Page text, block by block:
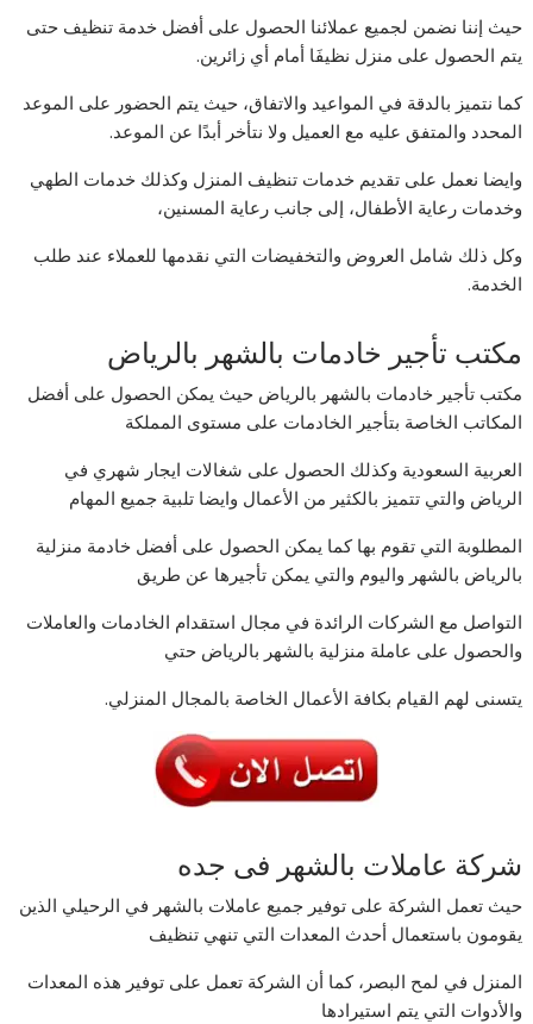
حيث إننا نضمن لجميع عملائنا الحصول على أفضل خدمة تنظيف حتى
يتم الحصول على منزل نظيفَا أمام أي زائرين.
كما نتميز بالدقة في المواعيد والاتفاق، حيث يتم الحضور على الموعد
المحدد والمتفق عليه مع العميل ولا نتأخر أبدًا عن الموعد.
وايضا نعمل على تقديم خدمات تنظيف المنزل وكذلك خدمات الطهي
وخدمات رعاية الأطفال، إلى جانب رعاية المسنين،
وكل ذلك شامل العروض والتخفيضات التي نقدمها للعملاء عند طلب
الخدمة.
مكتب تأجير خادمات بالشهر بالرياض
مكتب تأجير خادمات بالشهر بالرياض حيث يمكن الحصول على أفضل
المكاتب الخاصة بتأجير الخادمات على مستوى المملكة
العربية السعودية وكذلك الحصول على شغالات ايجار شهري في
الرياض والتي تتميز بالكثير من الأعمال وايضا تلبية جميع المهام
المطلوبة التي تقوم بها كما يمكن الحصول على أفضل خادمة منزلية
بالرياض بالشهر واليوم والتي يمكن تأجيرها عن طريق
التواصل مع الشركات الرائدة في مجال استقدام الخادمات والعاملات
والحصول على عاملة منزلية بالشهر بالرياض حتي
يتسنى لهم القيام بكافة الأعمال الخاصة بالمجال المنزلي.
شركة عاملات بالشهر فى جده
حيث تعمل الشركة على توفير جميع عاملات بالشهر في الرحيلي الذين
يقومون باستعمال أحدث المعدات التي تنهي تنظيف
المنزل في لمح البصر، كما أن الشركة تعمل على توفير هذه المعدات
والأدوات التي يتم استيرادها